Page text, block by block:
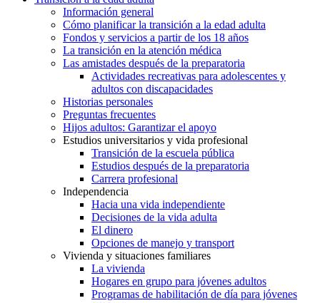
Información general
Cómo planificar la transición a la edad adulta
Fondos y servicios a partir de los 18 años
La transición en la atención médica
Las amistades después de la preparatoria
Actividades recreativas para adolescentes y
adultos con discapacidades
Historias personales
Preguntas frecuentes
Hijos adultos: Garantizar el apoyo
Estudios universitarios y vida profesional
Transición de la escuela pública
Estudios después de la preparatoria
Carrera profesional
Independencia
Hacia una vida independiente
Decisiones de la vida adulta
El dinero
Opciones de manejo y transport
Vivienda y situaciones familiares
La vivienda
Hogares en grupo para jóvenes adultos
Programas de habilitación de día para jóvenes